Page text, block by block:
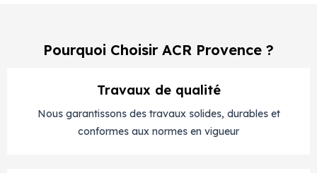
Pourquoi Choisir ACR Provence ?
Travaux de qualité
Nous garantissons des travaux solides, durables et
conformes aux normes en vigueur